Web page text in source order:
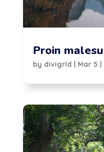
Proin
by divigrid | Mar 5 |